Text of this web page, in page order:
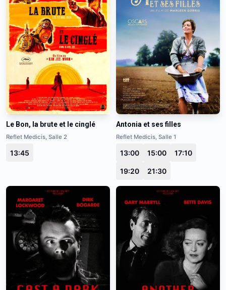
Le Bon, la brute et le cinglé
Reflet Medicis, Salle 2
13:45
Antonia et ses filles
Reflet Medicis, Salle 1
13:00 15:00 17:10
19:20 21:30